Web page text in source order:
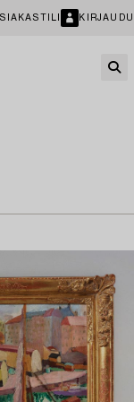
KIRJAUDU